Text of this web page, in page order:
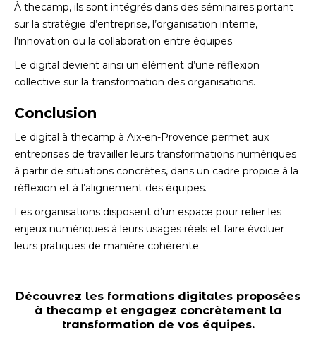
À thecamp, ils sont intégrés dans des séminaires portant
sur la stratégie d’entreprise, l’organisation interne,
l’innovation ou la collaboration entre équipes.
Le digital devient ainsi un élément d’une réflexion
collective sur la transformation des organisations.
Conclusion
Le digital à thecamp à Aix-en-Provence permet aux
entreprises de travailler leurs transformations numériques
à partir de situations concrètes, dans un cadre propice à la
réflexion et à l’alignement des équipes.
Les organisations disposent d’un espace pour relier les
enjeux numériques à leurs usages réels et faire évoluer
leurs pratiques de manière cohérente.
Découvrez les formations digitales proposées
à thecamp et engagez concrètement la
transformation de vos équipes.